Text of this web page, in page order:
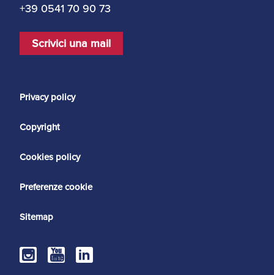
+39 0541 70 90 73
Scrivici una mail
Privacy policy
Copyright
Cookies policy
Preferenze cookie
Sitemap